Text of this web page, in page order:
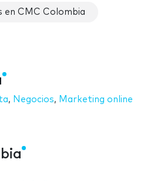
en CMC Colombia
, Negocios, Marketing online